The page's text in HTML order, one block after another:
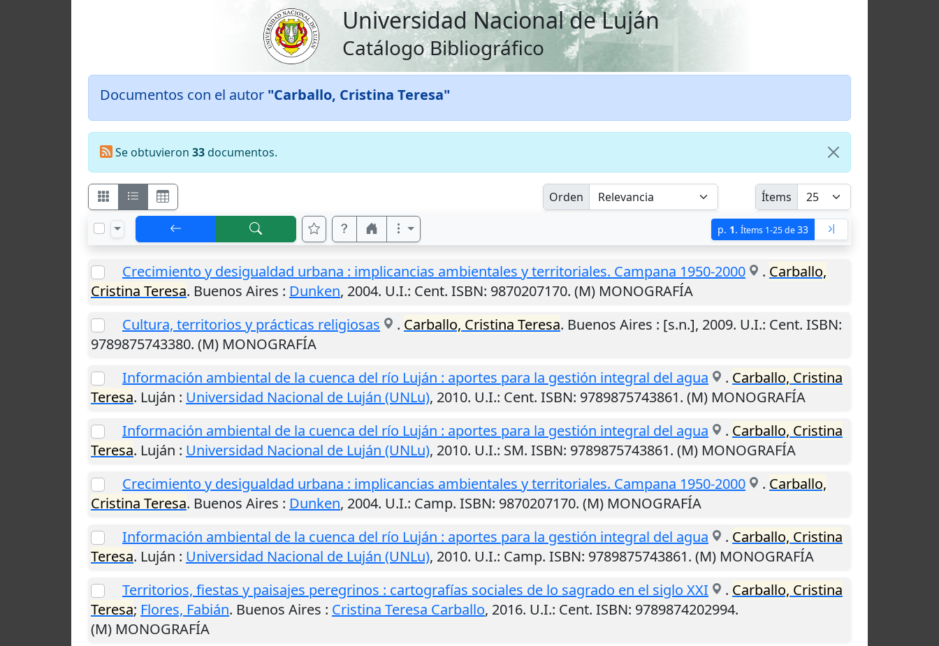
Universidad Nacional de Luján
Catálogo Bibliográfico
Documentos con el autor "Carballo, Cristina Teresa"
Se obtuvieron 33documentos.
Orden Ítems
p. 1. Ítems 1-25 de33
Crecimiento y desigualdad urbana : implicancias ambientales y territoriales. Campana 1950-2000 . Carballo,
Cristina Teresa. Buenos Aires : Dunken, 2004. U.I.: Cent. ISBN: 9870207170. (M) MONOGRAFÍA
Cultura, territorios y prácticas religiosas
. Carballo, Cristina Teresa. Buenos Aires : [s.n.], 2009. U.I.: Cent. ISBN:
9789875743380. (M) MONOGRAFÍA
Información ambiental de la cuenca del río Luján : aportes para la gestión integral del agua
. Carballo, Cristina
Teresa. Luján : Universidad Nacional de Luján (UNLu), 2010. U.I.: Cent. ISBN: 9789875743861. (M) MONOGRAFÍA
Información ambiental de la cuenca del río Luján : aportes para la gestión integral del agua
. Carballo, Cristina
Teresa. Luján : Universidad Nacional de Luján (UNLu), 2010. U.I.: SM. ISBN: 9789875743861. (M) MONOGRAFÍA
Crecimiento y desigualdad urbana : implicancias ambientales y territoriales. Campana 1950-2000
. Carballo,
Cristina Teresa. Buenos Aires : Dunken, 2004. U.I.: Camp. ISBN: 9870207170. (M) MONOGRAFÍA
Información ambiental de la cuenca del río Luján : aportes para la gestión integral del agua
. Carballo, Cristina
Teresa. Luján : Universidad Nacional de Luján (UNLu), 2010. U.I.: Camp. ISBN: 9789875743861. (M) MONOGRAFÍA
Territorios, fiestas y paisajes peregrinos : cartografías sociales de lo sagrado en el siglo XXI
. Carballo, Cristina
Teresa; Flores, Fabián. Buenos Aires : Cristina Teresa Carballo, 2016. U.I.: Cent. ISBN: 9789874202994.
(M) MONOGRAFÍA